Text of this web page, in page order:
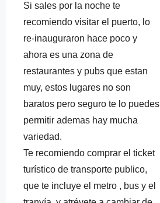
Si sales por la noche te
recomiendo visitar el puerto, lo
re-inauguraron hace poco y
ahora es una zona de
restaurantes y pubs que estan
muy, estos lugares no son
baratos pero seguro te lo puedes
permitir ademas hay mucha
variedad.
Te recomiendo comprar el ticket
turístico de transporte publico,
que te incluye el metro , bus y el